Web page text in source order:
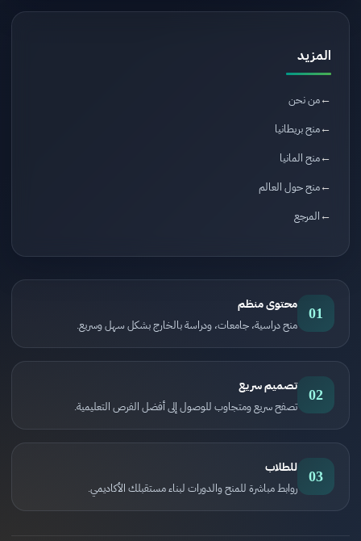
المزيد
من نحن
منح بريطانيا
منح المانيا
منح حول العالم
المرجع
01 محتوى منظم
منح دراسية، جامعات، ودراسة بالخارج بشكل سهل وسريع.
02 تصميم سريع
تصفح سريع ومتجاوب للوصول إلى أفضل الفرص التعليمية.
03 للطلاب
روابط مباشرة للمنح والدورات لبناء مستقبلك الأكاديمي.